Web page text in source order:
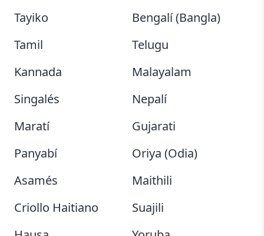
Tayiko
Bengalí (Bangla)
Tamil
Telugu
Kannada
Malayalam
Singalés
Nepalí
Maratí
Gujarati
Panyabí
Oriya (Odia)
Asamés
Maithili
Criollo Haitiano
Suajili